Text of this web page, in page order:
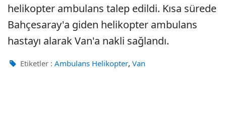
helikopter ambulans talep edildi. Kısa sürede
Bahçesaray'a giden helikopter ambulans
hastayı alarak Van'a nakli sağlandı.
Etiketler : Ambulans Helikopter, Van